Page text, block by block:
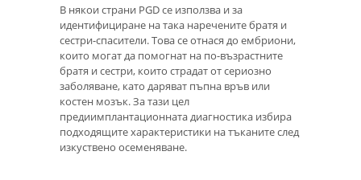
В някои страни PGD се използва и за
идентифициране на така наречените братя и
сестри-спасители. Това се отнася до ембриони,
които могат да помогнат на по-възрастните
братя и сестри, които страдат от сериозно
заболяване, като даряват пъпна връв или
костен мозък. За тази цел
предиимплантационната диагностика избира
подходящите характеристики на тъканите след
изкуствено осеменяване.